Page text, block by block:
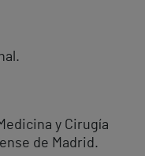
y Cirugía
de Madrid.